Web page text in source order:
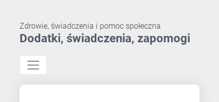
Zdrowie, świadczenia i pomoc społeczna
Dodatki, świadczenia, zapomogi